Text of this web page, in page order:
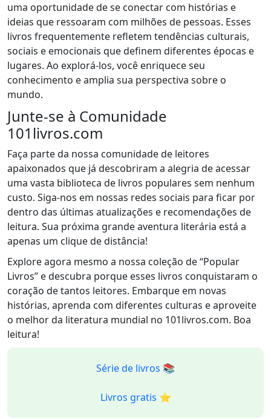
uma oportunidade de se conectar com histórias e
ideias que ressoaram com milhões de pessoas. Esses
livros frequentemente refletem tendências culturais,
sociais e emocionais que definem diferentes épocas e
lugares. Ao explorá-los, você enriquece seu
conhecimento e amplia sua perspectiva sobre o
mundo.
Junte-se à Comunidade
101livros.com
Faça parte da nossa comunidade de leitores
apaixonados que já descobriram a alegria de acessar
uma vasta biblioteca de livros populares sem nenhum
custo. Siga-nos em nossas redes sociais para ficar por
dentro das últimas atualizações e recomendações de
leitura. Sua próxima grande aventura literária está a
apenas um clique de distância!
Explore agora mesmo a nossa coleção de “Popular
Livros” e descubra porque esses livros conquistaram o
coração de tantos leitores. Embarque em novas
histórias, aprenda com diferentes culturas e aproveite
o melhor da literatura mundial no 101livros.com. Boa
leitura!
Série de livros 📚
Livros gratis ⭐️